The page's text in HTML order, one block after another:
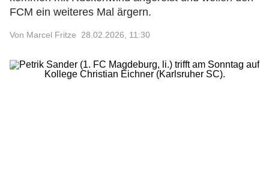
FCM ein weiteres Mal ärgern.
Von Marcel Fritze 28.02.2026, 11:30